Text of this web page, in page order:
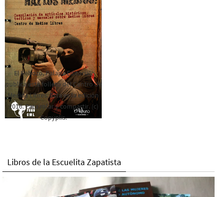
El Rebozo, Palapa Editorial,
publica este folleto del Centro de
Medios Libres. Esta es la edición
2016. Para rolar y compartir. (c)
Copyplis.
Libros de la Escuelita Zapatista